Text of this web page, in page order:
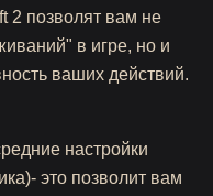
2 позволят вам не
в игре, но и
ваших действий.
настройки
это позволит вам